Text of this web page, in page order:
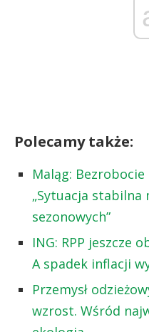
Polecamy także:
Maląg:
„Sytuacja
sezonowych”
ING: RPP jeszcze
A spadek inflacji
Przemysł
wzrost. Wśród